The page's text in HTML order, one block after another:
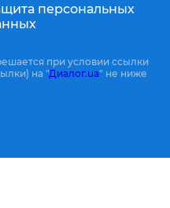
персональных
при условии ссылки
на "Диалог.ua" не ниже